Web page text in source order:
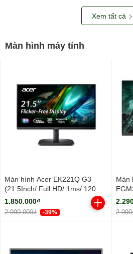
Xem tất cả
Màn hình máy tính
Màn hình Acer EK221Q G3
(21.5Inch/ Full HD/ 1ms/ 120Hz/
250cd/m2/ IPS)
1.850.000₫
2.990.000₫ -39%
Màn
HD/
IPS)